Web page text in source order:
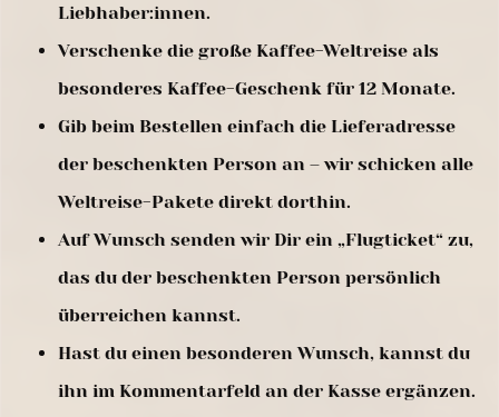
Liebhaber:innen.
Verschenke die große Kaffee-Weltreise als
besonderes Kaffee-Geschenk für 12 Monate.
Gib beim Bestellen einfach die Lieferadresse
der beschenkten Person an – wir schicken alle
Weltreise-Pakete direkt dorthin.
Auf Wunsch senden wir Dir ein „Flugticket“ zu,
das du der beschenkten Person persönlich
überreichen kannst.
Hast du einen besonderen Wunsch, kannst du
ihn im Kommentarfeld an der Kasse ergänzen.